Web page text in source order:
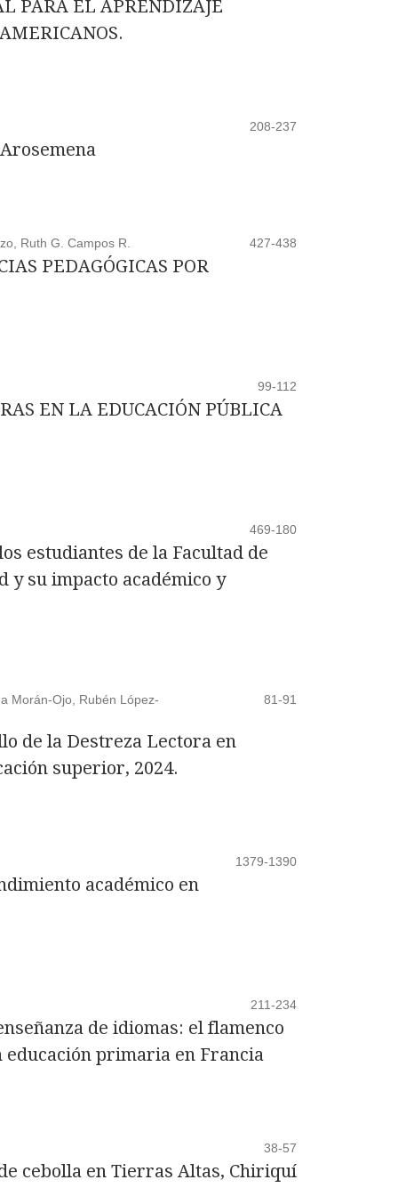
PARA EL APRENDIZAJE
208-237
Ruth G. Campos R. 427-438
PEDAGÓGICAS POR
99-112
EN LA EDUCACIÓN PÚBLICA
469-180
estudiantes de la Facultad de
y su impacto académico y
Morán-Ojo, Rubén López- 81-91
de la Destreza Lectora en
superior, 2024.
1379-1390
académico en
211-234
de idiomas: el flamenco
educación primaria en Francia
38-57
cebolla en Tierras Altas, Chiriquí